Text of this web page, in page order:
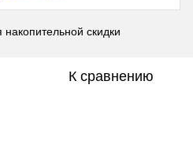
скидки
К сравнению